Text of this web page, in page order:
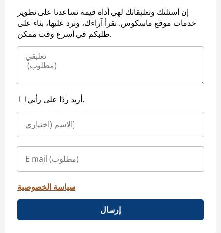
إن أسئلتك وتعليقاتك لهي أداة قيمة تساعدنا على تطوير
خدمات موقع ماسكوس. نقرأ آراءك، ونرد عليها، بناء على
طلبكم في أسرع وقت ممكن.
أريد ردًا على رأيي.
سياسة الخصوصية
إرسال